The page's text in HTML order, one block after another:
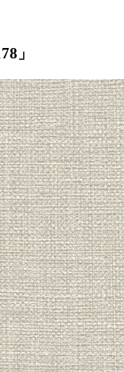
」